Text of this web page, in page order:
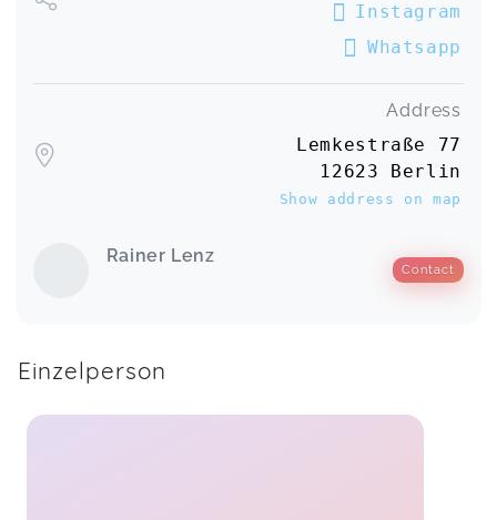
Instagram
Whatsapp
Address
Lemkestraße 77
12623 Berlin
Show address on map
Rainer Lenz
Contact
Einzelperson